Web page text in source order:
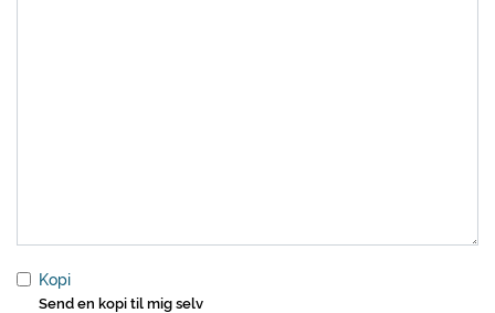
Kopi
Send en kopi til mig selv